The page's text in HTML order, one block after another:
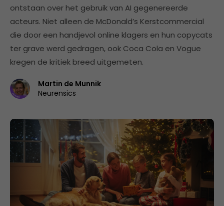
ontstaan over het gebruik van AI gegenereerde
acteurs. Niet alleen de McDonald’s Kerstcommercial
die door een handjevol online klagers en hun copycats
ter grave werd gedragen, ook Coca Cola en Vogue
kregen de kritiek breed uitgemeten.
Martin de Munnik
Neurensics